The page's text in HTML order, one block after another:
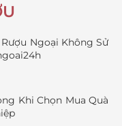
Ngoại Không Sử
Khi Chọn Mua Quà